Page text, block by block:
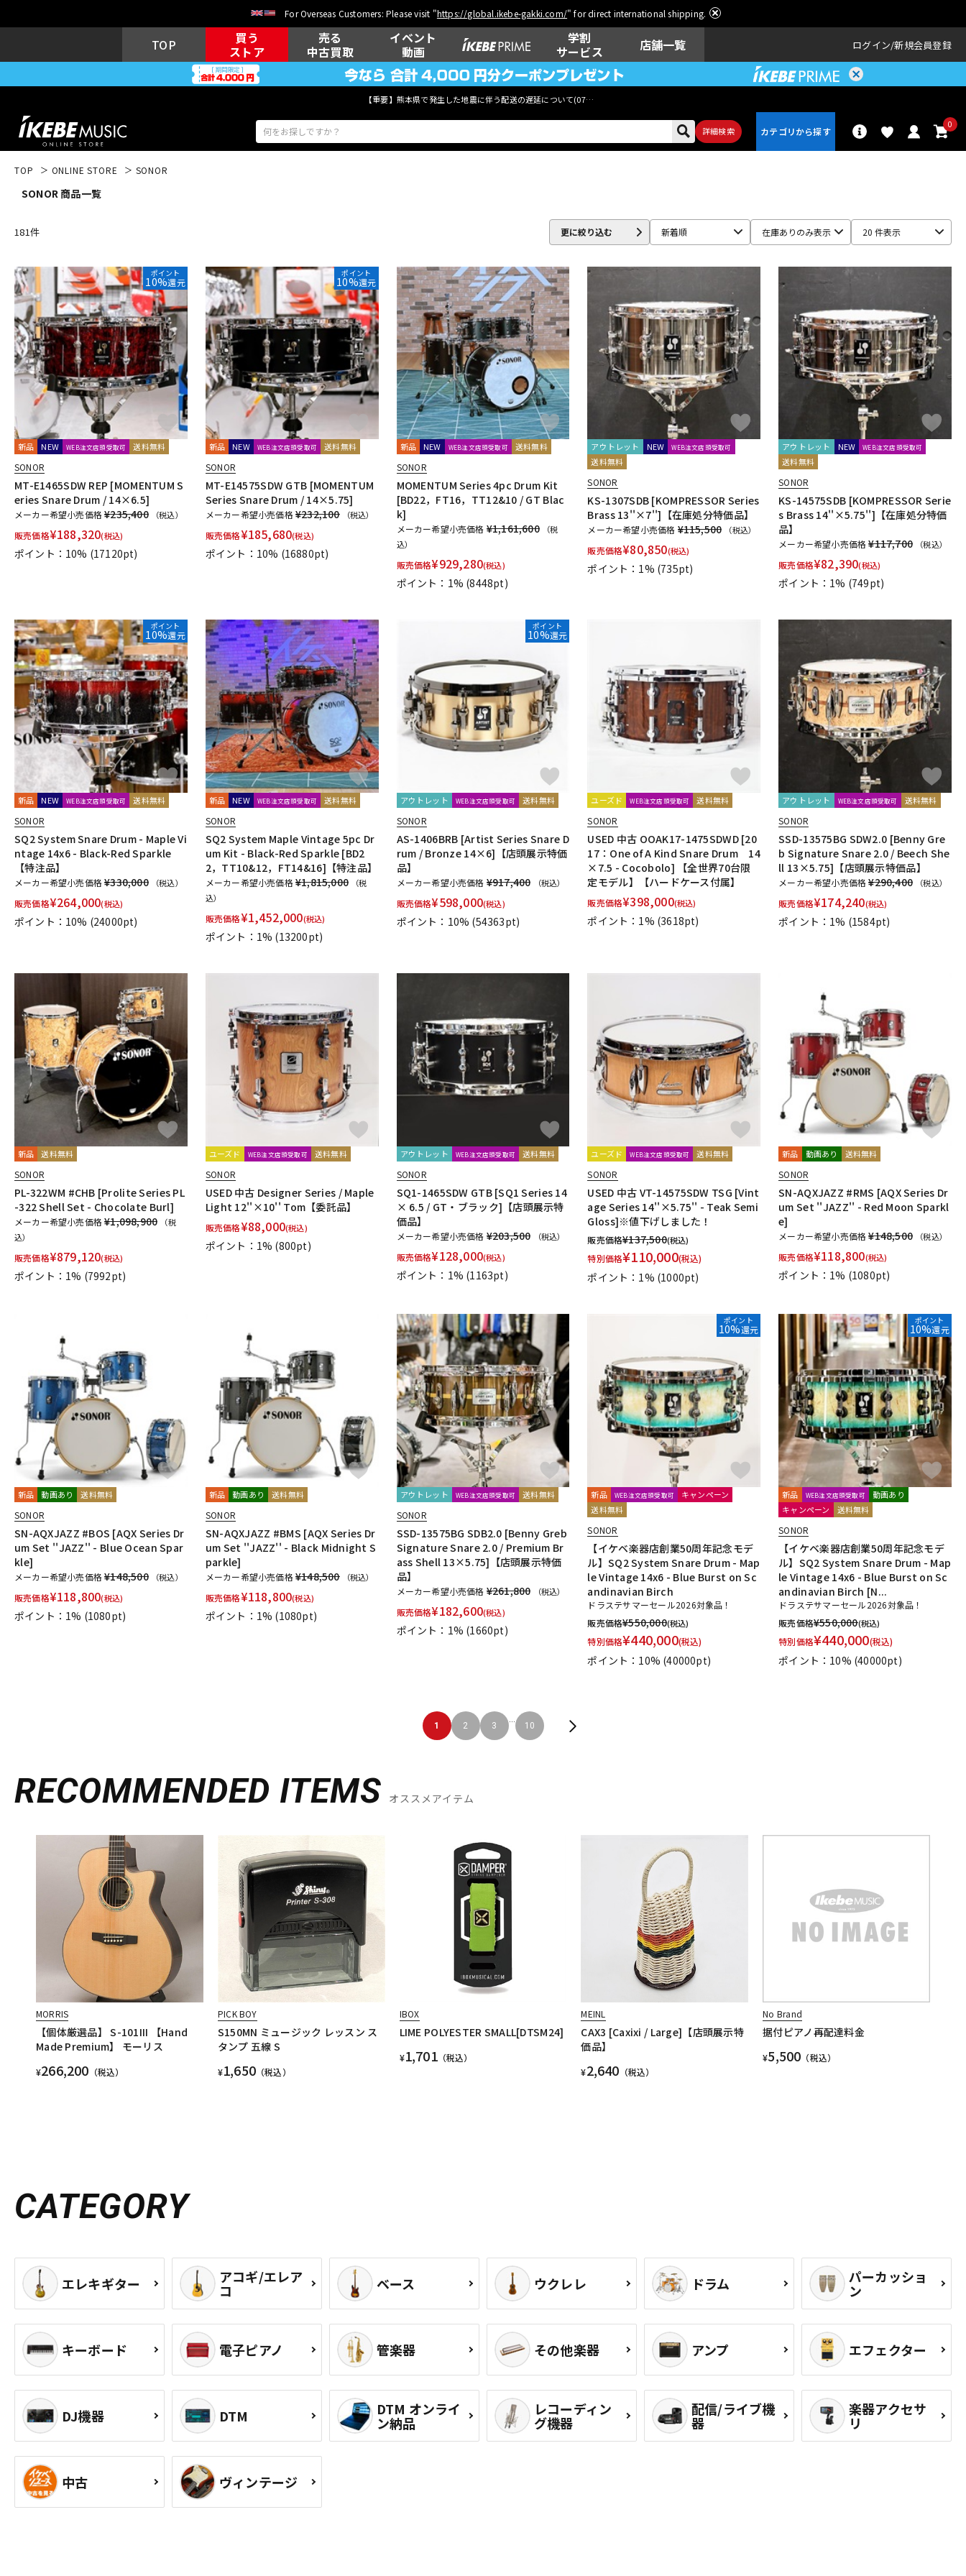
For Overseas Customers: Please visit "https://global.ikebe-gakki.com/" for direct international shipping.
TOP
買う
ストア
売る
中古買取
イベント
動画
学割
サービス
店舗一覧 ログイン 新規会員登録
【重要】熊本県で発生した地震に伴う配送の遅延について(07月29日
詳細検索
0
キーボード 電子ピアノ 管楽器 その他楽器 アンプ エフェクター
DJ機器 DTM DTM オンラ
イン納品
レコーディン
グ機器
配信/ライブ
機器
楽器アクセサ
リ
中古 ヴィンテージ
TOP ONLINE STORE SONOR
SONOR 商品一覧
181件 更に絞り込む 新着順 在庫ありのみ表示 20 件表示
ポイント
10%還元
新品 NEW WEB注文店頭受取可 送料無料
SONOR
MT-E1465SDW REP [MOMENTUM S
eries Snare Drum / 14×6.5]
メーカー希望小売価格¥235,400 （税込）
販売価格¥188,320(税込)
ポイント：10% (17120pt)
ポイント
10%還元
新品 NEW WEB注文店頭受取可 送料無料
SONOR
MT-E14575SDW GTB [MOMENTUM
Series Snare Drum / 14×5.75]
メーカー希望小売価格¥232,100 （税込）
販売価格¥185,680(税込)
ポイント：10% (16880pt)
新品 NEW WEB注文店頭受取可 送料無料
SONOR
MOMENTUM Series 4pc Drum Kit
[BD22，FT16，TT12&10 / GT Blac
k]
メーカー希望小売価格 ¥1,161,600
（税
込）
販売価格¥929,280(税込)
ポイント：1% (8448pt)
アウトレット NEW WEB注文店頭受取可
送料無料
SONOR
KS-1307SDB [KOMPRESSOR Series
Brass 13''×7'']【在庫処分特価品】
メーカー希望小売価格 ¥115,500 （税込）
販売価格¥80,850(税込)
ポイント：1% (735pt)
アウトレット NEW WEB注文店頭受取可
送料無料
SONOR
KS-14575SDB [KOMPRESSOR Serie
s Brass 14''×5.75'']【在庫処分特価
品】
メーカー希望小売価格¥117,700 （税込）
販売価格¥82,390(税込)
ポイント：1% (749pt)
ポイント
10%還元
新品 NEW WEB注文店頭受取可 送料無料
SONOR
SQ2 System Snare Drum - Maple Vi
ntage 14x6 - Black-Red Sparkle
【特注品】
メーカー希望小売価格¥330,000 （税込）
販売価格¥264,000(税込)
ポイント：10% (24000pt)
新品 NEW WEB注文店頭受取可 送料無料
SONOR
SQ2 System Maple Vintage 5pc Dr
um Kit - Black-Red Sparkle [BD2
2，TT10&12，FT14&16]【特注品】
メーカー希望小売価格¥1,815,000
（税
込）
販売価格¥1,452,000(税込)
ポイント：1% (13200pt)
ポイント
10%還元
アウトレット WEB注文店頭受取可 送料無料
SONOR
AS-1406BRB [Artist Series Snare D
rum / Bronze 14×6]【店頭展示特価
品】
メーカー希望小売価格 ¥917,400 （税込）
販売価格¥598,000(税込)
ポイント：10% (54363pt)
ユーズド WEB注文店頭受取可 送料無料
SONOR
USED 中古 OOAK17-1475SDWD [20
17：One of A Kind Snare Drum 14
×7.5 - Cocobolo] 【全世界70台限
定モデル】【ハードケース付属】
販売価格¥398,000(税込)
ポイント：1% (3618pt)
アウトレット WEB注文店頭受取可 送料無料
SONOR
SSD-13575BG SDW2.0 [Benny Gre
b Signature Snare 2.0 / Beech She
ll 13×5.75]【店頭展示特価品】
メーカー希望小売価格¥290,400 （税込）
販売価格¥174,240(税込)
ポイント：1% (1584pt)
新品 送料無料
SONOR
PL-322WM #CHB [Prolite Series PL
-322 Shell Set - Chocolate Burl]
メーカー希望小売価格¥1,098,900
（税
込）
販売価格¥879,120(税込)
ポイント：1% (7992pt)
ユーズド WEB注文店頭受取可 送料無料
SONOR
USED 中古 Designer Series / Maple
Light 12''×10'' Tom【委託品】
販売価格¥88,000(税込)
ポイント：1% (800pt)
アウトレット WEB注文店頭受取可 送料無料
SONOR
SQ1-1465SDW GTB [SQ1 Series 14
× 6.5 / GT・ブラック]【店頭展示特
価品】
メーカー希望小売価格 ¥203,500 （税込）
販売価格¥128,000(税込)
ポイント：1% (1163pt)
ユーズド WEB注文店頭受取可 送料無料
SONOR
USED 中古 VT-14575SDW TSG [Vint
age Series 14''×5.75'' - Teak Semi
Gloss]※値下げしました！
販売価格¥137,500(税込)
特別価格¥110,000(税込)
ポイント：1% (1000pt)
新品 動画あり 送料無料
SONOR
SN-AQXJAZZ #RMS [AQX Series Dr
um Set ''JAZZ'' - Red Moon Sparkl
e]
メーカー希望小売価格¥148,500 （税込）
販売価格¥118,800(税込)
ポイント：1% (1080pt)
新品 動画あり 送料無料
SONOR
SN-AQXJAZZ #BOS [AQX Series Dr
um Set ''JAZZ'' - Blue Ocean Spar
kle]
メーカー希望小売価格¥148,500 （税込）
販売価格¥118,800(税込)
ポイント：1% (1080pt)
新品 動画あり 送料無料
SONOR
SN-AQXJAZZ #BMS [AQX Series Dr
um Set ''JAZZ'' - Black Midnight S
parkle]
メーカー希望小売価格¥148,500 （税込）
販売価格¥118,800(税込)
ポイント：1% (1080pt)
アウトレット WEB注文店頭受取可 送料無料
SONOR
SSD-13575BG SDB2.0 [Benny Greb
Signature Snare 2.0 / Premium Br
ass Shell 13×5.75]【店頭展示特価
品】
メーカー希望小売価格 ¥261,800 （税込）
販売価格¥182,600(税込)
ポイント：1% (1660pt)
ポイント
10%還元
新品 WEB注文店頭受取可
キャンペーン
送料無料
SONOR
【イケベ楽器店創業50周年記念モデ
ル】SQ2 System Snare Drum - Map
le Vintage 14x6 - Blue Burst on Sc
andinavian Birch
ドラステサマーセール2026対象品！
販売価格¥550,000(税込)
特別価格¥440,000(税込)
ポイント：10% (40000pt)
ポイント
10%還元
新品 WEB注文店頭受取可
動画あり
キャンペーン
送料無料
SONOR
【イケベ楽器店創業50周年記念モデ
ル】SQ2 System Snare Drum - Map
le Vintage 14x6 - Blue Burst on Sc
andinavian Birch [N...
ドラステサマーセール2026対象品！
販売価格¥550,000(税込)
特別価格¥440,000(税込)
ポイント：10% (40000pt)
1 2 3 10
RECOMMENDED ITEMS オススメアイテム
MORRIS
【個体厳選品】 S-101III 【Hand
Made Premium】 モーリス
¥266,200 （税込）
PICK BOY
S150MN ミュージック レッスン ス
タンプ 五線 S
¥1,650 （税込）
IBOX
LIME POLYESTER SMALL[DTSM24]
¥1,701（税込）
MEINL
CAX3 [Caxixi / Large]【店頭展示特
価品】
¥2,640 （税込）
No Brand
据付ピアノ再配達料金
¥5,500 （税込）
CATEGORY
エレキギター アコギ/エレア
コ ベース ウクレレ ドラム パーカッショ
ン
キーボード 電子ピアノ 管楽器 その他楽器 アンプ エフェクター
DJ機器 DTM DTM オンライ
ン納品
レコーディン
グ機器
配信/ライブ機
器
楽器アクセサ
リ
中古 ヴィンテージ